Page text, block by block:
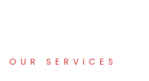
OUR SERVICES